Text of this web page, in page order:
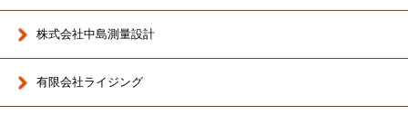
株式会社中島測量設計
有限会社ライジング